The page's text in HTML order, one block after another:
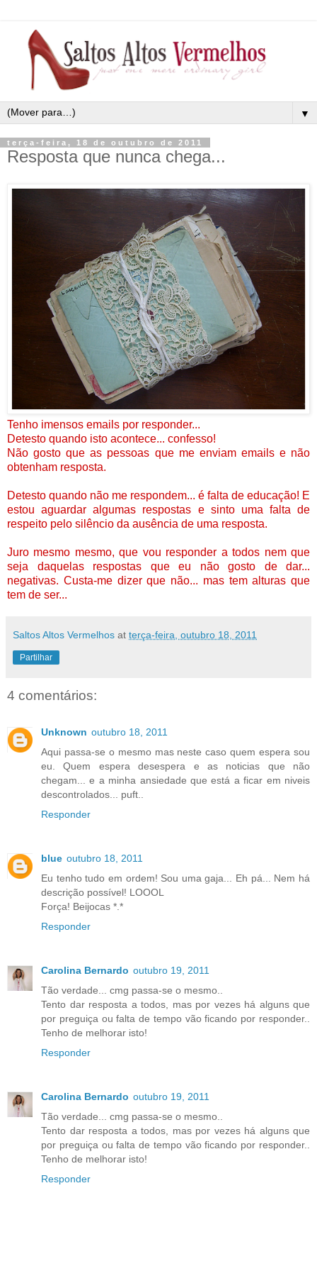
▼
terça-feira, 18 de outubro de 2011
Resposta que nunca chega...
Tenho imensos emails por responder...
Detesto quando isto acontece... confesso!
Não gosto que as pessoas que me enviam emails e não
obtenham resposta.
Detesto quando não me respondem... é falta de educação! E
estou aguardar algumas respostas e sinto uma falta de
respeito pelo silêncio da ausência de uma resposta.
Juro mesmo mesmo, que vou responder a todos nem que
seja daquelas respostas que eu não gosto de dar...
negativas. Custa-me dizer que não... mas tem alturas que
tem de ser...
Saltos Altos Vermelhos at terça-feira, outubro 18, 2011
Partilhar
4 comentários:
Unknown outubro 18, 2011
Aqui passa-se o mesmo mas neste caso quem espera sou
eu. Quem espera desespera e as noticias que não
chegam... e a minha ansiedade que está a ficar em niveis
descontrolados... puft..
Responder
blue outubro 18, 2011
Eu tenho tudo em ordem! Sou uma gaja... Eh pá... Nem há
descrição possível! LOOOL
Força! Beijocas *.*
Responder
Carolina Bernardo outubro 19, 2011
Tão verdade... cmg passa-se o mesmo..
Tento dar resposta a todos, mas por vezes há alguns que
por preguiça ou falta de tempo vão ficando por responder..
Tenho de melhorar isto!
Responder
Carolina Bernardo outubro 19, 2011
Tão verdade... cmg passa-se o mesmo..
Tento dar resposta a todos, mas por vezes há alguns que
por preguiça ou falta de tempo vão ficando por responder..
Tenho de melhorar isto!
Responder